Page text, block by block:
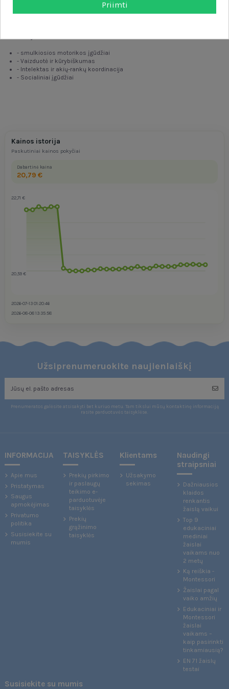
- Platus 3D formų pasirinkimas vaisių, daržovių, jūros gėrybių,
- smulkiosios motorikos įgūdžiai
- Vaizduotė ir kūrybiškumas
- Intelektas ir akių-rankų koordinacija
- Socialiniai įgūdžiai
Kainos istorija
Paskutiniai kainos pokyčiai
Dabartinė kaina
20,79 €
22,71 €
20,59 €
2026-07-13 01:20:46
2026-08-08 13:35:58
Užsiprenumeruokite naujienlaiškį
Prenumeratos galėsite atsisakyti bet kuriuo metu. Tam tikslui mūsų kontaktinę informaciją
rasite parduotuvės taisyklėse.
INFORMACIJA
Apie mus
Pristatymas
Saugus
apmokėjimas
Privatumo
politika
Susisiekite su
mumis
TAISYKLĖS
Prekių pirkimo
ir paslaugų
teikimo e-
parduotuvėje
taisyklės
Prekių
grąžinimo
taisyklės
Klientams
Užsakymo
sekimas
Naudingi
straipsniai
Dažniausios
klaidos
renkantis
žaislą vaikui
Top 9
edukaciniai
mediniai
žaislai
vaikams nuo
2 metų
Ką reiškia -
Montessori
Žaislai pagal
vaiko amžių
Edukaciniai ir
Montessori
žaislai
vaikams –
kaip pasirinkti
tinkamiausią?
EN 71 žaislų
testai
Susisiekite su mumis
Priimti